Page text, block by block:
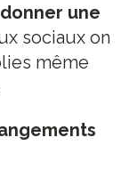
une
sociaux on
même